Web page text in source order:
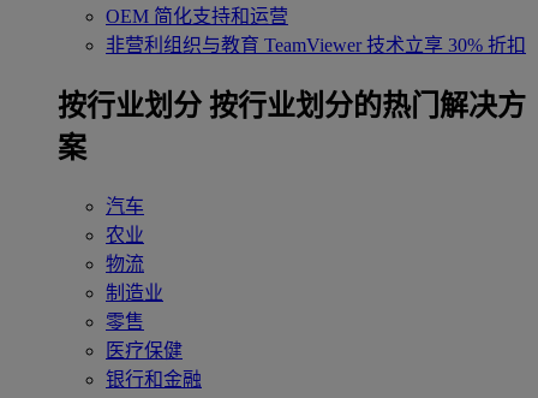
OEM 简化支持和运营
非营利组织与教育 TeamViewer 技术立享 30% 折扣
‌按行业划分 按行业划分的热门解决方
案
汽车
农业
物流
制造业
零售
医疗保健
银行和金融